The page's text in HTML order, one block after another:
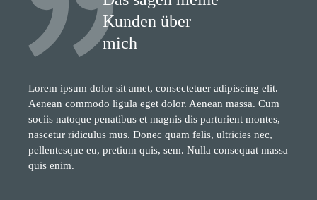
Kunden über
mich
Lorem ipsum dolor sit amet, consectetuer adipiscing elit.
Aenean commodo ligula eget dolor. Aenean massa. Cum
sociis natoque penatibus et magnis dis parturient montes,
nascetur ridiculus mus. Donec quam felis, ultricies nec,
pellentesque eu, pretium quis, sem. Nulla consequat massa
quis enim.